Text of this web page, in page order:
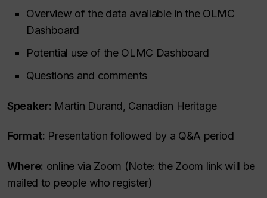
Overview of the data available in the OLMC
Dashboard
Potential use of the OLMC Dashboard
Questions and comments
Speaker: Martin Durand, Canadian Heritage
Format: Presentation followed by a Q&A period
Where: online via Zoom (Note: the Zoom link will be
mailed to people who register)